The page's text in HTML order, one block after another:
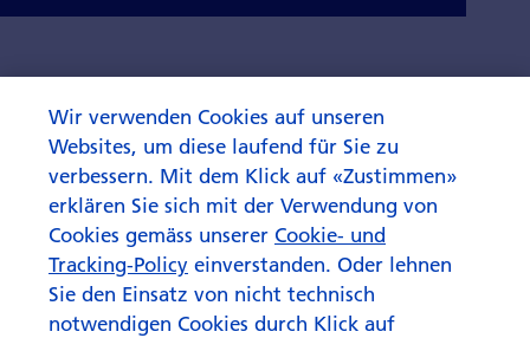
Wir verwenden Cookies auf unseren
Websites, um diese laufend für Sie zu
verbessern. Mit dem Klick auf «Zustimmen»
erklären Sie sich mit der Verwendung von
Cookies gemäss unserer Cookie- und
Tracking-Policy einverstanden. Oder lehnen
Sie den Einsatz von nicht technisch
notwendigen Cookies durch Klick auf